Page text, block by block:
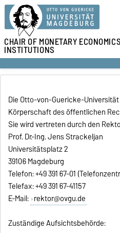
CHAIR OF MONETARY ECONOMICS
INSTITUTIONS
Die Otto-von-Guericke-
Körperschaft des öffentlichen
Sie wird vertreten durch den
Prof. Dr.-Ing. Jens Strackeljan
Universitätsplatz 2
39106 Magdeburg
Telefon: +49 391 67-01
Telefax: +49 391 67-41157
E-Mail: rektor@ovgu.de
Zuständige Aufsichtsbehörde: